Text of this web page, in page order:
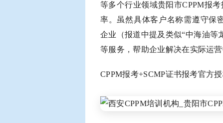
等多个行业领域贵阳市CPPM报
率。虽然具体客户名称需遵守保
企业（报道中提及类似“中海油等
等服务，帮助企业解决在实际运
CPPM报考+SCMP证书报考官方